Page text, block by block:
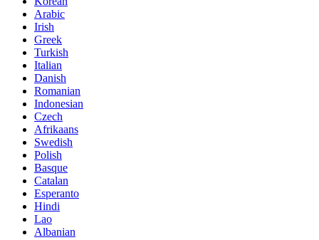
Arabic
Irish
Greek
Turkish
Italian
Danish
Romanian
Indonesian
Czech
Afrikaans
Swedish
Polish
Basque
Catalan
Esperanto
Hindi
Lao
Albanian